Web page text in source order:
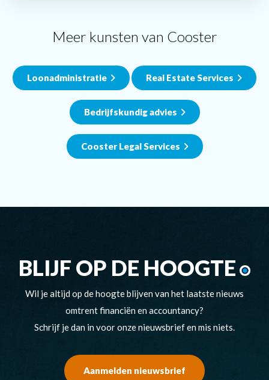
Meer kunsten van Cooster
Loonadministratie Real Estate Services
Bedrijfskundig advies
Cooster Legal Services
BLIJF OP DE HOOGTE
Wil je altijd op de hoogte blijven van het laatste nieuws
omtrent financiën en accountancy?
Schrijf je dan in voor onze nieuwsbrief en mis niets.
Aanmelden nieuwsbrief